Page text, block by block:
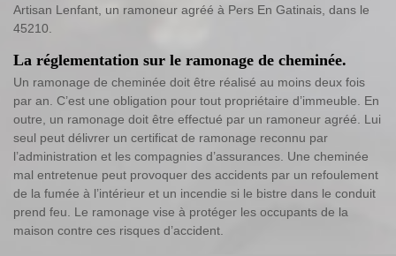
Artisan Lenfant, un ramoneur agréé à Pers En Gatinais, dans le
45210.
La réglementation sur le ramonage de cheminée.
Un ramonage de cheminée doit être réalisé au moins deux fois
par an. C’est une obligation pour tout propriétaire d’immeuble. En
outre, un ramonage doit être effectué par un ramoneur agréé. Lui
seul peut délivrer un certificat de ramonage reconnu par
l’administration et les compagnies d’assurances. Une cheminée
mal entretenue peut provoquer des accidents par un refoulement
de la fumée à l’intérieur et un incendie si le bistre dans le conduit
prend feu. Le ramonage vise à protéger les occupants de la
maison contre ces risques d’accident.